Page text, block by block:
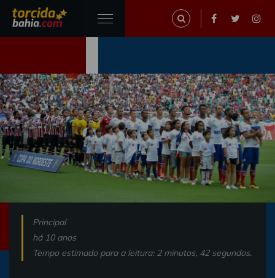
Principal
há 10 anos
Tempo estimado para a leitura: 2 minutos, 42 segundos.